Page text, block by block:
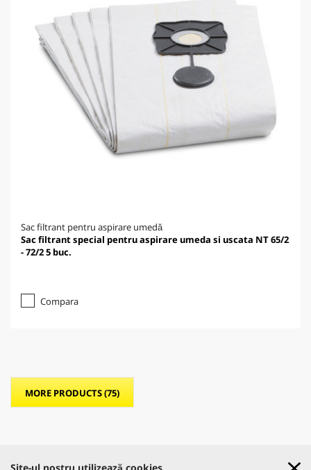
Sac filtrant pentru aspirare umedă
Sac filtrant special pentru aspirare umeda si uscata NT 65/2
- 72/2 5 buc.
Compara
MORE PRODUCTS (75)